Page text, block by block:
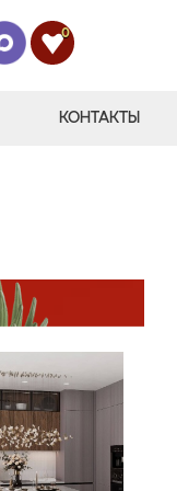
0
КОНТАКТЫ